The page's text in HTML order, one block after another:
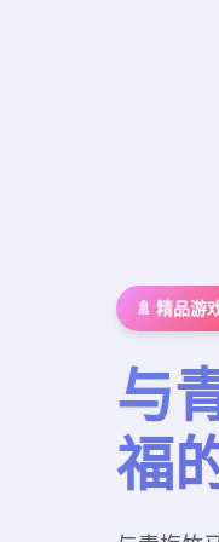
🚿 精品游
与
福